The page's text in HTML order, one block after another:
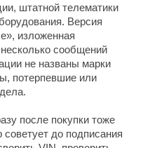
штатной телематики
Версия
изложенная
сообщений
не названы марки
потерпевшие или
после покупки тоже
советует до подписания